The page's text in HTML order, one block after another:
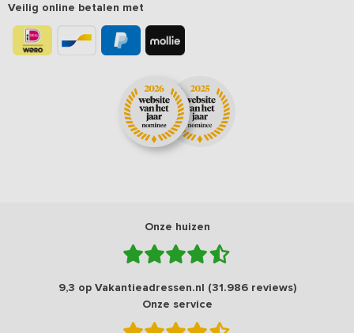
Veilig online betalen met
Onze huizen
9,3 op Vakantieadressen.nl (31.986 reviews)
Onze service